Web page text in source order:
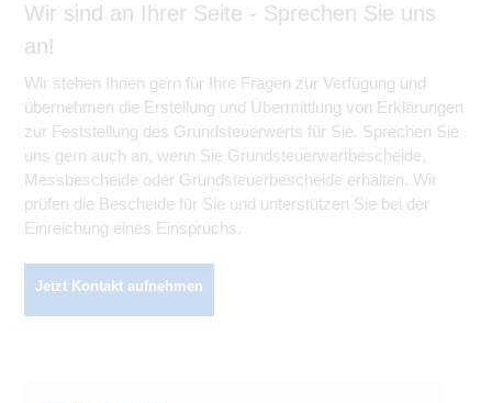
Wir sind an Ihrer Seite - Sprechen Sie uns
an!
Wir stehen Ihnen gern für Ihre Fragen zur Verfügung und
übernehmen die Erstellung und Übermittlung von Erklärungen
zur Feststellung des Grundsteuerwerts für Sie. Sprechen Sie
uns gern auch an, wenn Sie Grundsteuerwertbescheide,
Messbescheide oder Grundsteuerbescheide erhalten. Wir
prüfen die Bescheide für Sie und unterstützen Sie bei der
Einreichung eines Einspruchs.
Jetzt Kontakt aufnehmen